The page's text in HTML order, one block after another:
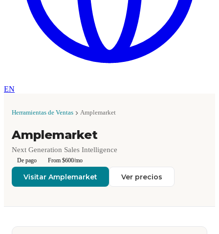
EN
Herramientas de Ventas Amplemarket
Amplemarket
Next Generation Sales Intelligence
De pago From $600/mo
Visitar Amplemarket Ver precios